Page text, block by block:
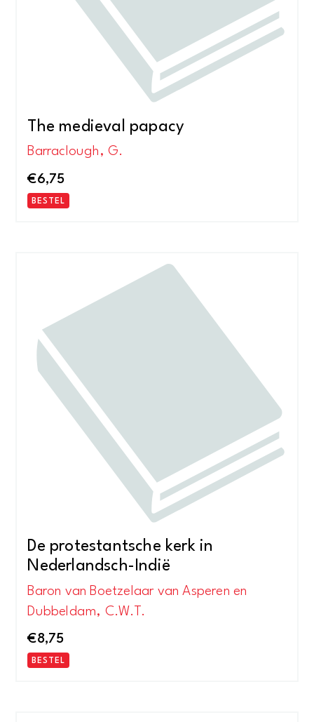
The medieval papacy
Barraclough, G.
€6,75
BESTEL
De protestantsche kerk in
Nederlandsch-Indië
Baron van Boetzelaar van Asperen en
Dubbeldam, C.W.T.
€8,75
BESTEL